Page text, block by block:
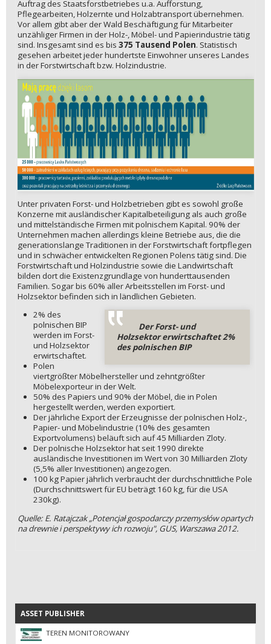
Auftrag des Staatsforstbetriebes u.a. Aufforstung,
Pflegearbeiten, Holzernte und Holzabtransport übernehmen.
Vor allem gibt aber der Wald Beschäftigung für Mitarbeiter
unzähliger Firmen in der Holz-, Möbel- und Papierindustrie tätig
sind. Insgesamt sind es bis 375 Tausend Polen. Statistisch
gesehen arbeitet jeder hundertste Einwohner unseres Landes
in der Forstwirtschaft bzw. Holzindustrie.
Unter privaten Forst- und Holzbetrieben gibt es sowohl große
Konzerne mit ausländischer Kapitalbeteiligung als auch große
und mittelständische Firmen mit polnischem Kapital. 90% der
Unternehmen machen allerdings kleine Betriebe aus, die die
generationslange Traditionen in der Forstwirtschaft fortpflegen
und in schwächer entwickelten Regionen Polens tätig sind. Die
Forstwirtschaft und Holzindustrie sowie die Landwirtschaft
bilden dort die Existenzgrundlage von hunderttausenden
Familien. Sogar bis 60% aller Arbeitsstellen im Forst- und
Holzsektor befinden sich in ländlichen Gebieten.
Der Forst- und
Holzsektor erwirtschaftet 2%
des polnischen BIP
2% des
polnischen BIP
werden im Forst-
und Holzsektor
erwirtschaftet.
Polen
viertgrößter Möbelhersteller und zehntgrößter
Möbelexporteur in der Welt.
50% des Papiers und 90% der Möbel, die in Polen
hergestellt werden, werden exportiert.
Der jährliche Export der Erzeugnisse der polnischen Holz-,
Papier- und Möbelindustrie (10% des gesamten
Exportvolumens) beläuft sich auf 45 Milliarden Zloty.
Der polnische Holzsektor hat seit 1990 direkte
ausländische Investitionen im Wert von 30 Milliarden Zloty
(5,5% aller Investitionen) angezogen.
100 kg Papier jährlich verbraucht der durchschnittliche Pole
(Durchschnittswert für EU beträgt 160 kg, für die USA
230kg).
Quelle: E. Ratajczak „Potencjał gospodarczy przemysłów opartych
na drewnie i perspektywy ich rozwoju", GUS, Warszawa 2012.
ASSET PUBLISHER
ASSET PUBLISHER
TEREN MONITOROWANY